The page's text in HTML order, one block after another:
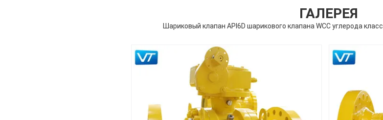
ГАЛЕРЕЯ
Шариковый клапан API6D шарикового клапана WCC углерода